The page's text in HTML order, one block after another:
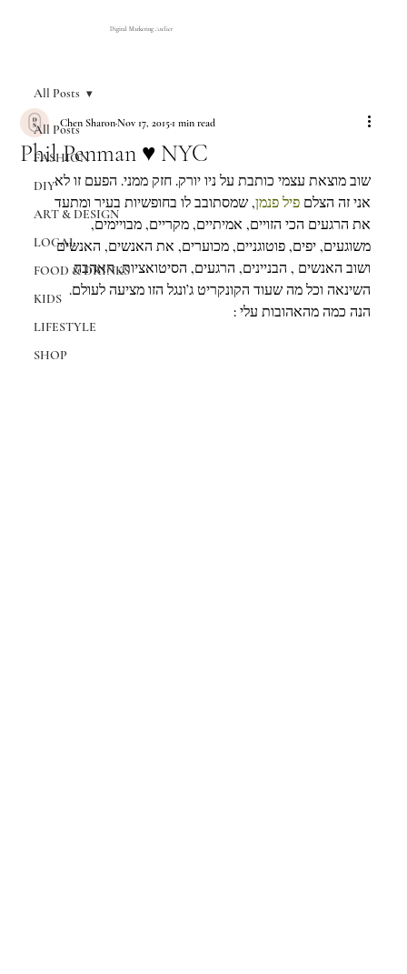
Digital Marketing Atelier
All Posts
FASHION
DIY
ART & DESIGN
LOCAL
FOOD & DRINKS
KIDS
LIFESTYLE
SHOP
All Posts
Phil Penman ♥ NYC
Chen SharonNov 17, 20151 min read
שוב מוצאת עצמי כותבת על ניו יורק. חזק ממני. הפעם זו לא
אני זה הצלם פיל פנמן, שמסתובב לו בחופשיות בעיר ומתעד
את הרגעים הכי הזויים, אמיתיים, מקריים, מבויימים,
משוגעים, יפים, פוטוגניים, מכוערים, את האנשים, האנשים
ושוב האנשים , הבניינים, הרגעים, הסיטואציות, האהבה
השינאה וכל מה שעוד הקונקריט ג’ונגל הזו מציעה לעולם.
הנה כמה מהאהובות עלי :